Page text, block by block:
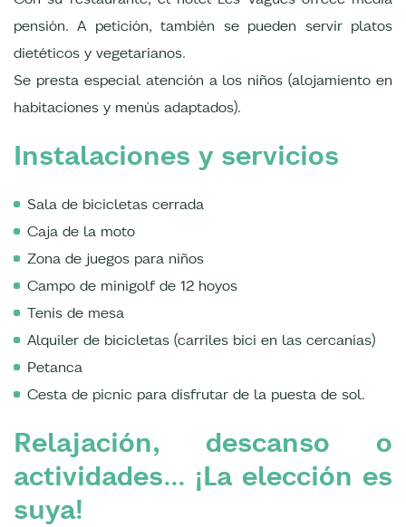
pensión. A petición, también se pueden servir platos
dietéticos y vegetarianos.
Se presta especial atención a los niños (alojamiento en
habitaciones y menús adaptados).
Instalaciones y servicios
Sala de bicicletas cerrada
Caja de la moto
Zona de juegos para niños
Campo de minigolf de 12 hoyos
Tenis de mesa
Alquiler de bicicletas (carriles bici en las cercanías)
Petanca
Cesta de picnic para disfrutar de la puesta de sol.
Relajación, descanso o
actividades... ¡La elección es
suya!